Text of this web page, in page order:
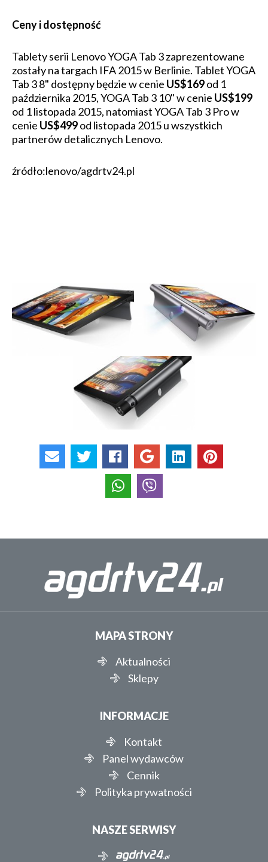
Ceny i dostępność
Tablety serii Lenovo YOGA Tab 3 zaprezentowane
zostały na targach IFA 2015 w Berlinie. Tablet YOGA
Tab 3 8" dostępny będzie w cenie US$169od 1
października 2015, YOGA Tab 3 10" w cenie US$199
od 1 listopada 2015, natomiast YOGA Tab 3 Pro w
cenie US$499od listopada 2015 u wszystkich
partnerów detalicznych Lenovo.
źródło:lenovo/agdrtv24.pl
MAPA STRONY
Aktualności
Sklepy
INFORMACJE
Kontakt
Panel wydawców
Cennik
Polityka prywatności
NASZE SERWISY